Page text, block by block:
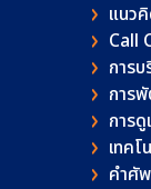
แนว
Call
การ
การ
การ
เทค
คําศั